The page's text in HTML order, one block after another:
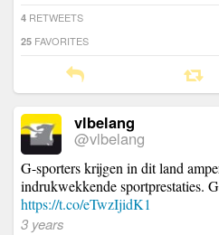
4 RETWEETS
25 FAVORITES
vlbelang
@vlbelang
G-sporters krijgen in dit land
indrukwekkende sportprestaties.
https://t.co/eTwzIjidK1
3 years